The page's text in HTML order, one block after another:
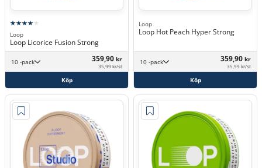
Loop
Loop Licorice Fusion Strong
10 -pack 359,90 kr
35,99 kr/st
Köp
Loop
Loop Hot Peach Hyper Strong
10 -pack 359,90 kr
35,99 kr/st
Köp